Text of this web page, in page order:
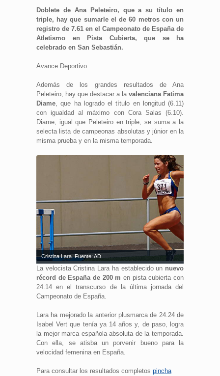
Doblete de Ana Peleteiro, que a su título en
triple, hay que sumarle el de 60 metros con un
registro de 7.61 en el Campeonato de España de
Atletismo en Pista Cubierta, que se ha
celebrado en San Sebastián.
Avance Deportivo
Además de los grandes resultados de Ana
Peleteiro, hay que destacar a la valenciana Fatima
Diame, que ha logrado el título en longitud (6.11)
con igualdad al máximo con Cora Salas (6.10).
Diame, igual que Peleteiro en triple, se suma a la
selecta lista de campeonas absolutas y júnior en la
misma prueba y en la misma temporada.
Cristina Lara. Fuente: AD
La velocista Cristina Lara ha establecido un nuevo
récord de España de 200 m en pista cubierta con
24.14 en el transcurso de la última jornada del
Campeonato de España.
Lara ha mejorado la anterior plusmarca de 24.24 de
Isabel Vert que tenía ya 14 años y, de paso, logra
la mejor marca española absoluta de la temporada.
Con ella, se atisba un porvenir bueno para la
velocidad femenina en España.
Para consultar los resultados completos pincha